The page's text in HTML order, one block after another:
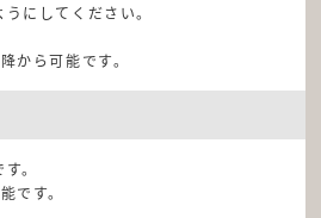
にしてください。
から可能です。
。
です。